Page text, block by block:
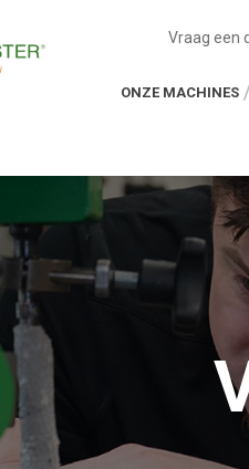
Vraag een
ONZE MACHINES